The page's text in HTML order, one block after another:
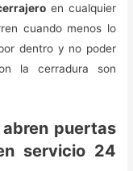
en cualquier
cuando menos lo
dentro y no poder
la cerradura son
puertas
servicio 24